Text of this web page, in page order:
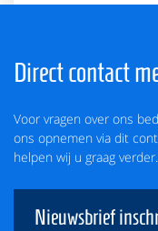
Direct contact
Voor vragen over ons
ons opnemen via dit
helpen wij u graag verder.
Nieuwsbrief